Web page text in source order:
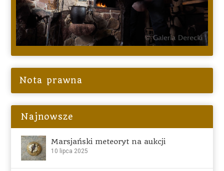
Nota prawna
Najnowsze
Marsjański meteoryt na aukcji
10 lipca 2025